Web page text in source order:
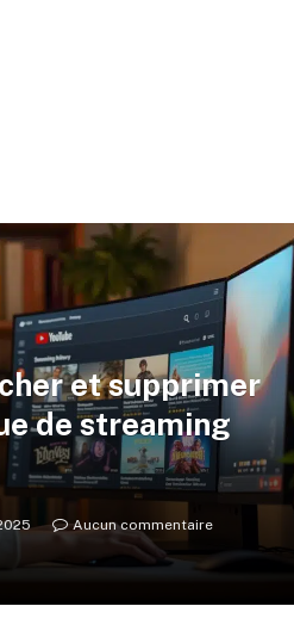
et supprimer
de streaming
Aucun commentaire